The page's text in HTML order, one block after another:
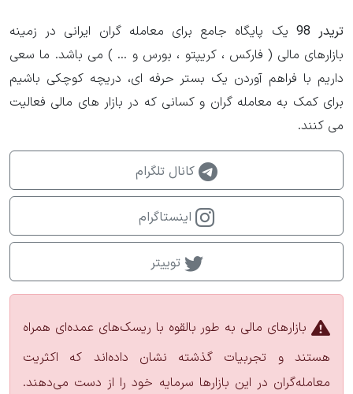
تریدر 98
یک پایگاه جامع برای معامله گران ایرانی در زمینه
بازارهای مالی ( فارکس ، کریپتو ، بورس و ... ) می باشد. ما سعی
داریم با فراهم آوردن یک بستر حرفه ای، دریچه کوچکی باشیم
برای کمک به معامله گران و کسانی که در بازار های مالی فعالیت
می کنند.
کانال تلگرام
اینستاگرام
توییتر
بازارهای مالی به طور بالقوه با ریسک‌های عمده‌ای همراه
هستند و تجربیات گذشته نشان داده‌اند که اکثریت
معامله‌گران در این بازارها سرمایه خود را از دست می‌دهند.